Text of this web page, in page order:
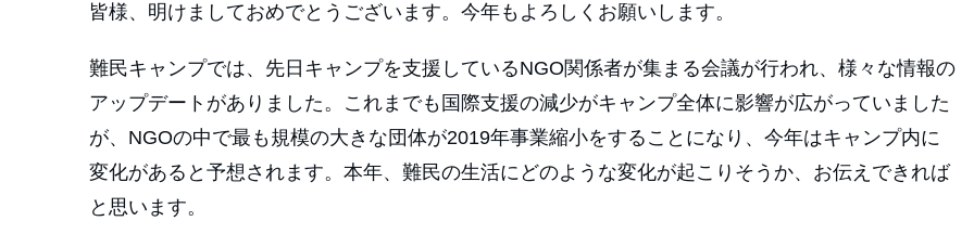
皆様、明けましておめでとうございます。今年もよろしくお願いします。
難民キャンプでは、先日キャンプを支援しているNGO関係者が集まる会議が行われ、様々な情報の
アップデートがありました。これまでも国際支援の減少がキャンプ全体に影響が広がっていました
が、NGOの中で最も規模の大きな団体が2019年事業縮小をすることになり、今年はキャンプ内に
変化があると予想されます。本年、難民の生活にどのような変化が起こりそうか、お伝えできれば
と思います。